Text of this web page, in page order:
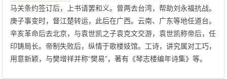
马关条约签订后，上书请罢和义。曾两去台湾，帮助刘永福抗战。
庚子事变时，督江楚转运，此后在广西。云南、广东等地任道台。
辛亥革命后去北京，与袁世凯之子袁克文交游，袁世凯称帝后，任
印铸局长。帝制失败后，纵情于歌楼妓馆。工诗，讲究属对工巧，
用意新颖，与樊增祥并称“樊易”，著有《琴志楼编年诗集》等。